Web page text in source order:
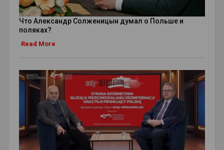
Что Александр Солженицын думал о Польше и
поляках?
Read More